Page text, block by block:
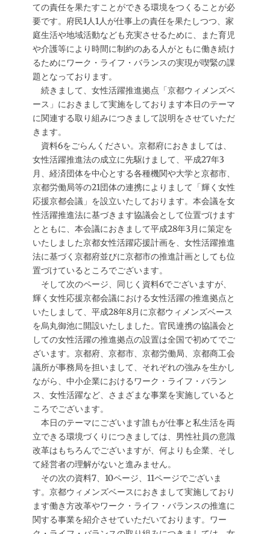
ての責任を果たすことができる環境をつくることが必
要です。府民1人1人が仕事上の責任を果たしつつ、家
庭生活や地域活動なども充実させるために、また育児
や介護等により時間に制約のある人がともに働き続け
るためにワーク・ライフ・バランスの実現が喫緊の課
題となっております。
続きまして、女性活躍推進拠点「京都ウィメンズベ
ース」におきまして実施をしております本日のテーマ
に関連する取り組みにつきまして説明をさせていただ
きます。
資料6をごらんください。京都府におきましては、
女性活躍推進法の成立に先駆けまして、平成27年3
月、経済団体を中心とする各種機関や大学と京都市、
京都労働局等の21団体の連携によりまして「輝く女性
応援京都会議」を設立いたしております。本会議を女
性活躍推進法に基づきます協議会として位置づけます
とともに、本会議におきまして平成28年3月に策定を
いたしました京都女性活躍応援計画を、女性活躍推進
法に基づく京都府並びに京都市の推進計画としても位
置づけているところでございます。
そして次のページ、同じく資料6でございますが、
輝く女性応援京都会議における女性活躍の推進拠点と
いたしまして、平成28年8月に京都ウィメンズベース
を烏丸御池に開設いたしました。官民連携の協議会と
しての女性活躍の推進拠点の設置は全国で初めてでご
ざいます。京都府、京都市、京都労働局、京都商工会
議所が事務局を担いまして、それぞれの強みを生かし
ながら、中小企業におけるワーク・ライフ・バラン
ス、女性活躍など、さまざまな事業を実施していると
ころでございます。
本日のテーマにございます誰もが仕事と私生活を両
立できる環境づくりにつきましては、男性社員の意識
改革はもちろんでございますが、何よりも企業、そし
て経営者の理解がないと進みません。
その次の資料7、10ページ、11ページでございま
す。京都ウィメンズベースにおきまして実施しており
ます働き方改革やワーク・ライフ・バランスの推進に
関する事業を紹介させていただいております。ワー